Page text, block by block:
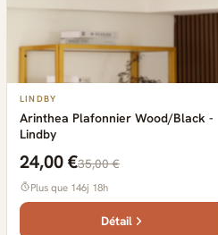
LINDBY
Arinthea Plafonnier Wood/Black -
Lindby
24,00 €35,00 €
Plus que 146j 18h
Détail